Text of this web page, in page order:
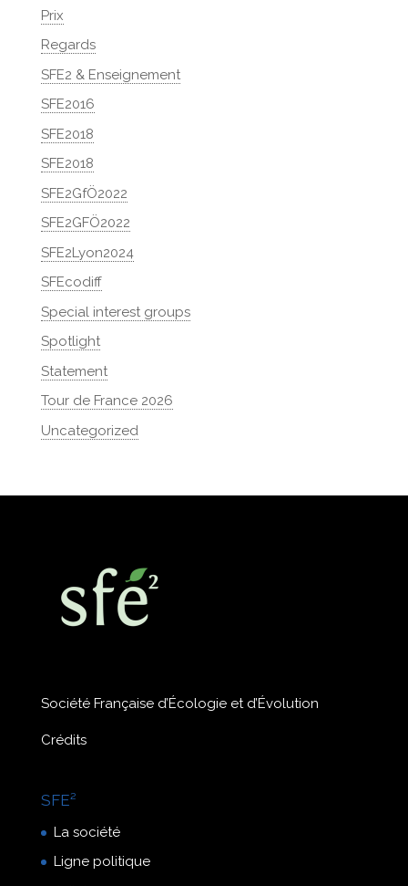
Prix
Regards
SFE2 & Enseignement
SFE2016
SFE2018
SFE2018
SFE2GfÖ2022
SFE2GFÖ2022
SFE2Lyon2024
SFEcodiff
Special interest groups
Spotlight
Statement
Tour de France 2026
Uncategorized
Société Française d’Écologie et d’Évolution
Crédits
SFE²
La société
Ligne politique